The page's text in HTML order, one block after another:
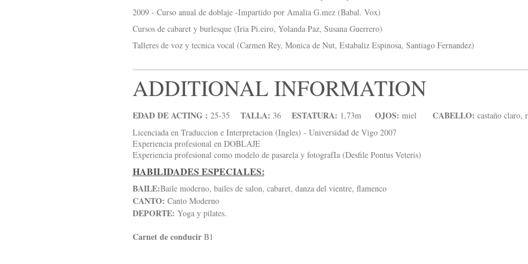
2009 - Curso anual de doblaje -Impartido por Amalia G.mez (Babal. Vox)
Cursos de cabaret y burlesque (Iria Pi.eiro, Yolanda Paz, Susana Guerrero)
Talleres de voz y tecnica vocal (Carmen Rey, Monica de Nut, Estabaliz Espinosa, Santiago Fernandez)
ADDITIONAL INFORMATION
EDAD DE ACTING : 25-35 TALLA: 36 ESTATURA: 1,73m OJOS: miel CABELLO: castaño claro,
Licenciada en Traduccion e Interpretacion (Ingles) - Universidad de Vigo 2007
Experiencia profesional en DOBLAJE
Experiencia profesional como modelo de pasarela y fotografIa (Desfile Pontus Veteris)
HABILIDADES ESPECIALES:
BAILE:Baile moderno, bailes de salon, cabaret, danza del vientre, flamenco
CANTO: Canto Moderno
DEPORTE: Yoga y pilates.
Carnet de conducir B1